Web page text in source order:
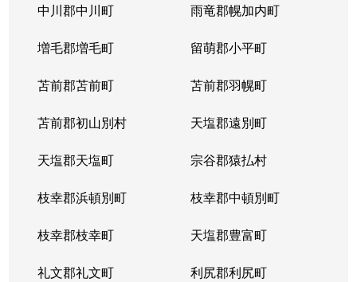
中川郡中川町 雨竜郡幌加内町
増毛郡増毛町 留萌郡小平町
苫前郡苫前町 苫前郡羽幌町
苫前郡初山別村 天塩郡遠別町
天塩郡天塩町 宗谷郡猿払村
枝幸郡浜頓別町 枝幸郡中頓別町
枝幸郡枝幸町 天塩郡豊富町
礼文郡礼文町 利尻郡利尻町